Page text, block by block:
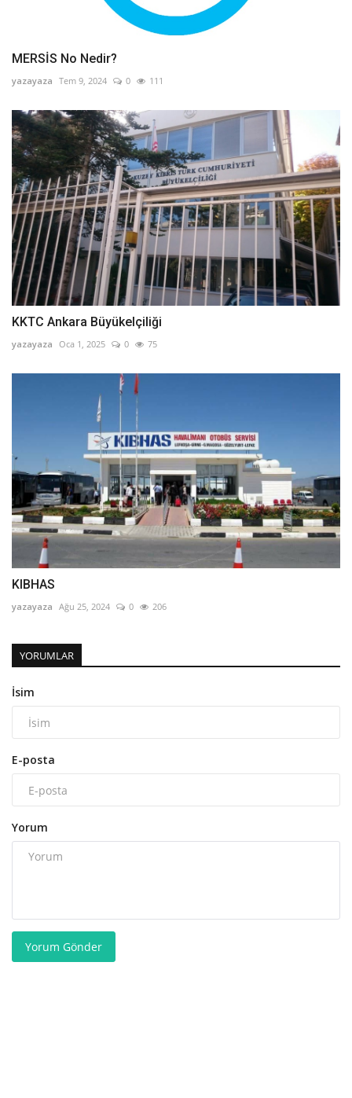
MERSİS No Nedir?
yazayaza Tem 9, 2024 0 111
KKTC Ankara Büyükelçiliği
yazayaza Oca 1, 2025 0 75
KIBHAS
yazayaza Ağu 25, 2024 0 206
YORUMLAR
İsim
E-posta
Yorum
Yorum Gönder